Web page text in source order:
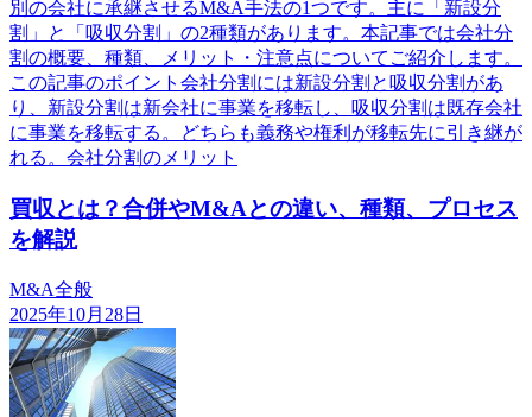
別の会社に承継させるM&A手法の1つです。主に「新設分
割」と「吸収分割」の2種類があります。本記事では会社分
割の概要、種類、メリット・注意点についてご紹介します。
この記事のポイント会社分割には新設分割と吸収分割があ
り、新設分割は新会社に事業を移転し、吸収分割は既存会社
に事業を移転する。どちらも義務や権利が移転先に引き継が
れる。会社分割のメリット
買収とは？合併やM&Aとの違い、種類、プロセス
を解説
M&A全般
2025年10月28日